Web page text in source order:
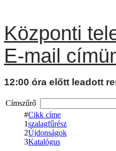
Központi
E-mail
12:00 óra előtt leadott
Címszűrő
#Cikk címe
1szalagfűrész
2Újdonságok
3Katalógus
BAHCO
CSAVARHÚZÓ
ERGO KLT.
Szerszámösszeállítás
202db-os